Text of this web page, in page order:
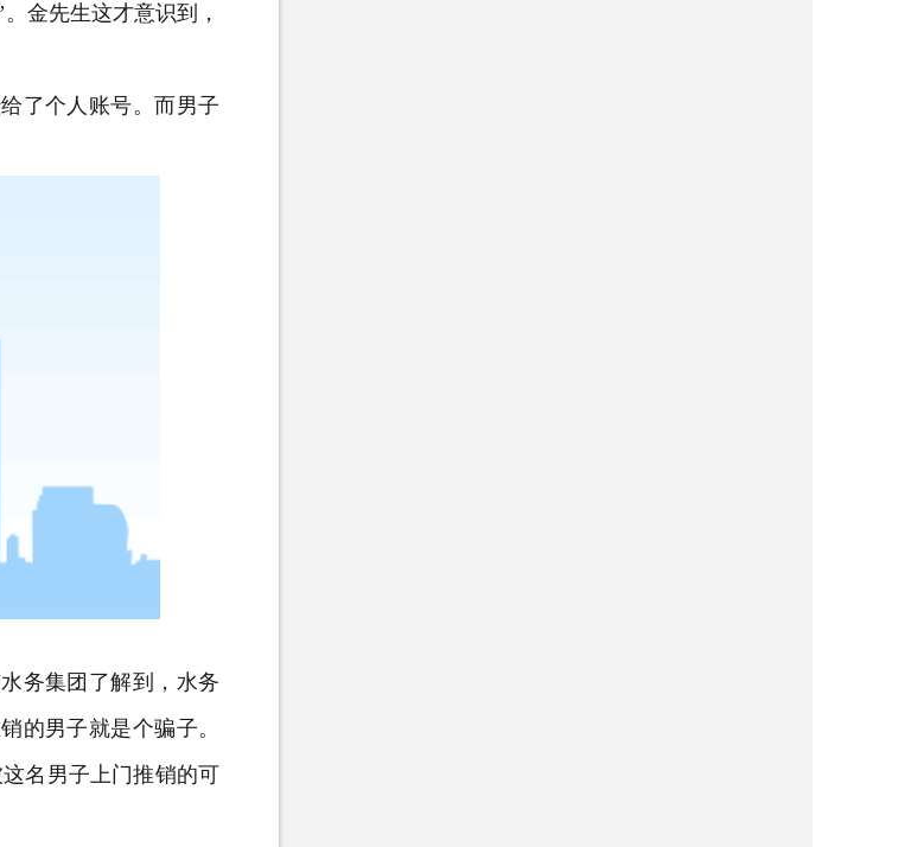
金先生这才意识到，
了个人账号。而男子
务集团了解到，水务
的男子就是个骗子。
名男子上门推销的可